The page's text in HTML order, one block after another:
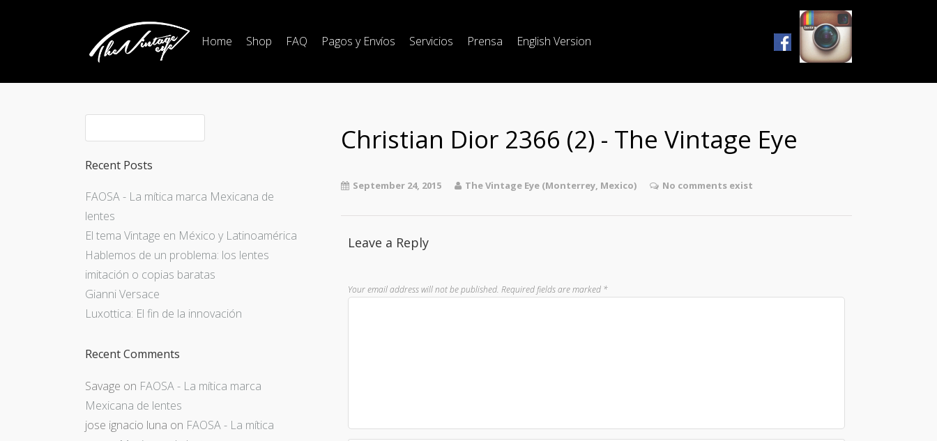
Home Shop FAQ Pagos y Envíos Servicios Prensa English Version
Christian Dior 2366 (2) - The Vintage Eye
September 24, 2015 The Vintage Eye (Monterrey, Mexico) No comments exist
Leave a Reply
Your email address will not be published. Required fields are marked *
Recent Posts
FAOSA - La mítica marca Mexicana de
lentes
El tema Vintage en México y Latinoamérica
Hablemos de un problema: los lentes
imitación o copias baratas
Gianni Versace
Luxottica: El fin de la innovación
Recent Comments
Savage on FAOSA - La mítica marca
Mexicana de lentes
jose ignacio luna on FAOSA - La mítica